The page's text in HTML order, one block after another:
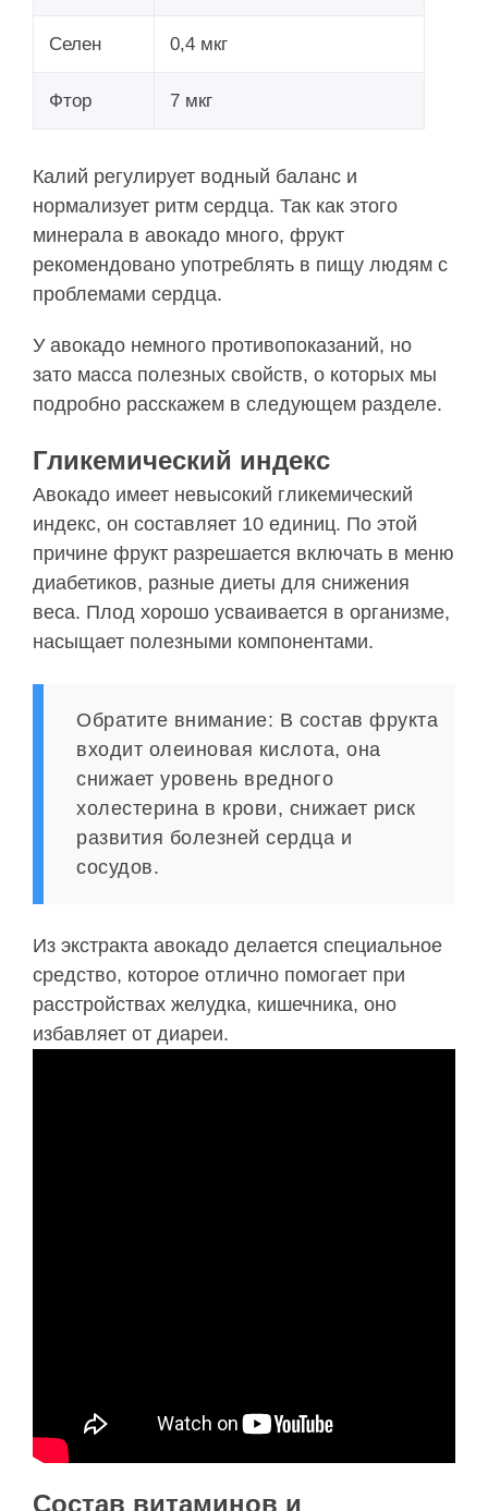
Селен 0,4 мкг
Фтор 7 мкг
Калий регулирует водный баланс и
нормализует ритм сердца. Так как этого
минерала в авокадо много, фрукт
рекомендовано употреблять в пищу людям с
проблемами сердца.
У авокадо немного противопоказаний, но
зато масса полезных свойств, о которых мы
подробно расскажем в следующем разделе.
Гликемический индекс
Авокадо имеет невысокий гликемический
индекс, он составляет 10 единиц. По этой
причине фрукт разрешается включать в меню
диабетиков, разные диеты для снижения
веса. Плод хорошо усваивается в организме,
насыщает полезными компонентами.
Обратите внимание: В состав фрукта
входит олеиновая кислота, она
снижает уровень вредного
холестерина в крови, снижает риск
развития болезней сердца и
сосудов.
Из экстракта авокадо делается специальное
средство, которое отлично помогает при
расстройствах желудка, кишечника, оно
избавляет от диареи.
Состав витаминов и